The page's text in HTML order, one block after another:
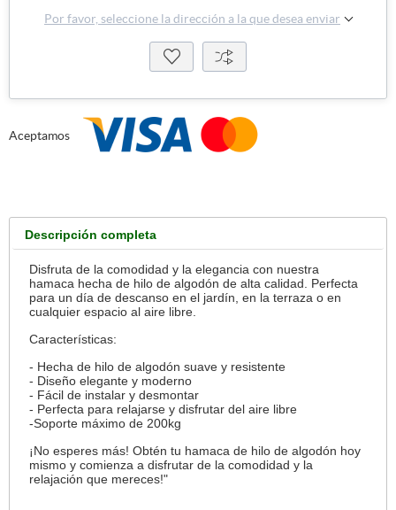
Por favor, seleccione la dirección a la que desea enviar
Aceptamos
Descripción completa
Disfruta de la comodidad y la elegancia con nuestra
hamaca hecha de hilo de algodón de alta calidad. Perfecta
para un día de descanso en el jardín, en la terraza o en
cualquier espacio al aire libre.
Características:
- Hecha de hilo de algodón suave y resistente
- Diseño elegante y moderno
- Fácil de instalar y desmontar
- Perfecta para relajarse y disfrutar del aire libre
-Soporte máximo de 200kg
¡No esperes más! Obtén tu hamaca de hilo de algodón hoy
mismo y comienza a disfrutar de la comodidad y la
relajación que mereces!"